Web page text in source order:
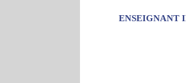
ENSEIGNANT